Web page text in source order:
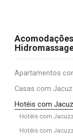
Apartamentos
Casas com
Hotéis com
Hotéis com
Hotéis com